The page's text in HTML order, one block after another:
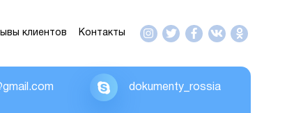
клиентов Контакты
dokumenty_rossia